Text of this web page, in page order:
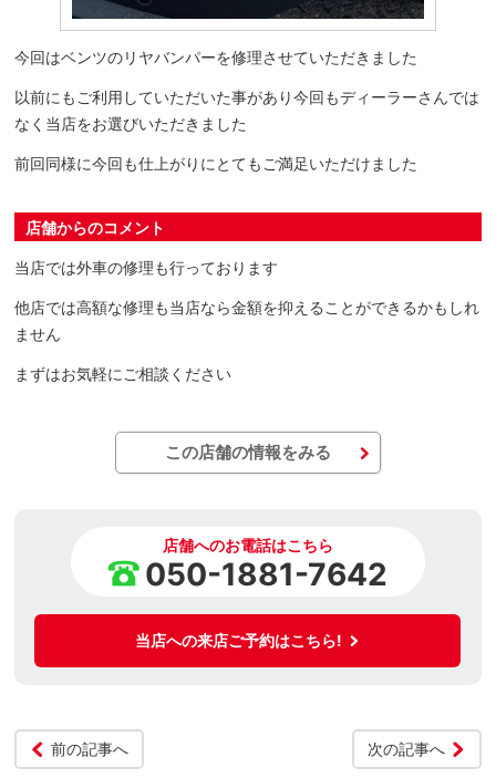
今回はベンツのリヤバンパーを修理させていただきました
以前にもご利用していただいた事があり今回もディーラーさんでは
なく当店をお選びいただきました
前回同様に今回も仕上がりにとてもご満足いただけました
店舗からのコメント
当店では外車の修理も行っております
他店では高額な修理も当店なら金額を抑えることができるかもしれ
ません
まずはお気軽にご相談ください
この店舗の情報をみる
店舗へのお電話はこちら
050-1881-7642
当店への来店ご予約はこちら!
前の記事へ 次の記事へ